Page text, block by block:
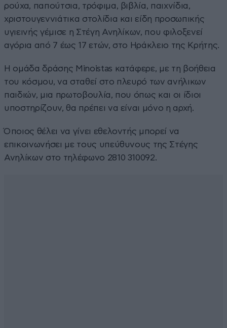
ρούχα, παπούτσια, τρόφιμα, βιβλία, παιχνίδια,
χριστουγεννιάτικα στολίδια και είδη προσωπικής
υγιεινής γέμισε η Στέγη Ανηλίκων, που φιλοξενεί
αγόρια από 7 έως 17 ετών, στο Ηράκλειο της Κρήτης.
Η ομάδα δράσης Minoistas κατάφερε, με τη βοήθεια
του κόσμου, να σταθεί στο πλευρό των ανήλικων
παιδιών, μια πρωτοβουλία, που όπως και οι ίδιοι
υποστηρίζουν, θα πρέπει να είναι μόνο η αρχή.
Όποιος θέλει να γίνει εθελοντής μπορεί να
επικοινωνήσει με τους υπεύθυνους της Στέγης
Ανηλίκων στο τηλέφωνο 2810 310092.